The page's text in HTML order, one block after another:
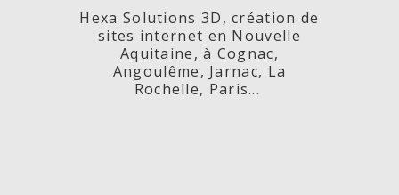
Hexa Solutions 3D, création de
sites internet en Nouvelle
Aquitaine, à Cognac,
Angoulême, Jarnac, La
Rochelle, Paris...